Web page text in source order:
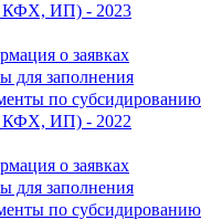
ИП) - 2023
о заявках
для заполнения
по субсидированию
ИП) - 2022
о заявках
для заполнения
по субсидированию